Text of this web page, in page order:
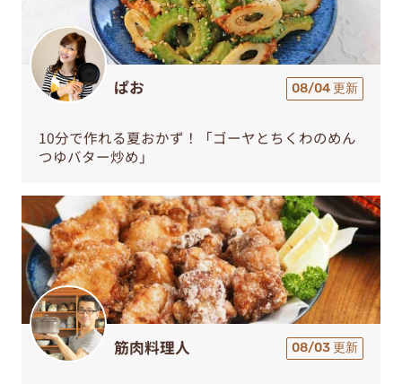
ぱお 08/04 更新
10分で作れる夏おかず！「ゴーヤとちくわのめん
つゆバター炒め」
筋肉料理人 08/03 更新